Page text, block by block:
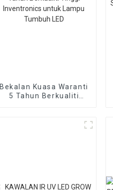
Bekalan Kuasa Waranti
5 Tahun Berkualiti